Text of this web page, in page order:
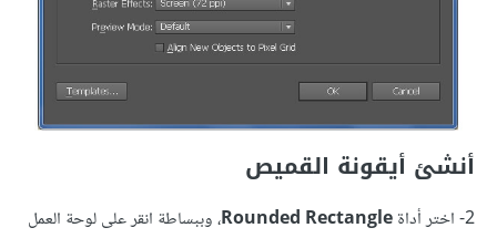
أنشئ أيقونة القميص
2- اختر أداة Rounded Rectangle، وببساطة انقر على لوحة العمل